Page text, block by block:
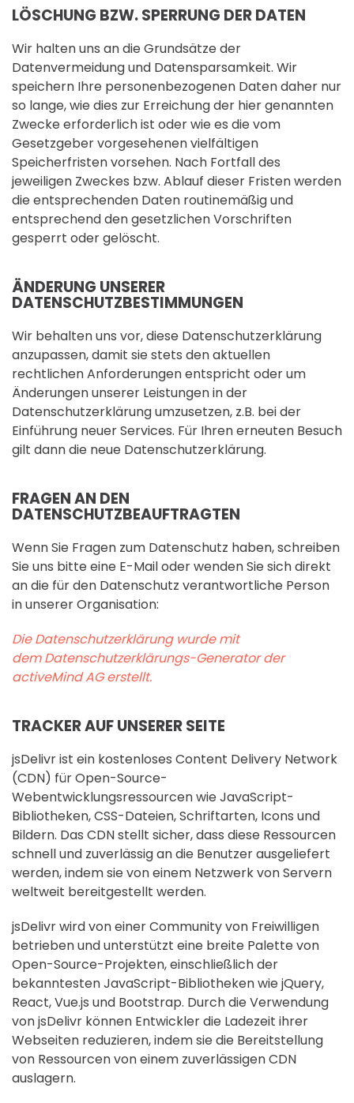
LÖSCHUNG BZW. SPERRUNG DER DATEN
Wir halten uns an die Grundsätze der
Datenvermeidung und Datensparsamkeit. Wir
speichern Ihre personenbezogenen Daten daher nur
so lange, wie dies zur Erreichung der hier genannten
Zwecke erforderlich ist oder wie es die vom
Gesetzgeber vorgesehenen vielfältigen
Speicherfristen vorsehen. Nach Fortfall des
jeweiligen Zweckes bzw. Ablauf dieser Fristen werden
die entsprechenden Daten routinemäßig und
entsprechend den gesetzlichen Vorschriften
gesperrt oder gelöscht.
ÄNDERUNG UNSERER
DATENSCHUTZBESTIMMUNGEN
Wir behalten uns vor, diese Datenschutzerklärung
anzupassen, damit sie stets den aktuellen
rechtlichen Anforderungen entspricht oder um
Änderungen unserer Leistungen in der
Datenschutzerklärung umzusetzen, z.B. bei der
Einführung neuer Services. Für Ihren erneuten Besuch
gilt dann die neue Datenschutzerklärung.
FRAGEN AN DEN
DATENSCHUTZBEAUFTRAGTEN
Wenn Sie Fragen zum Datenschutz haben, schreiben
Sie uns bitte eine E-Mail oder wenden Sie sich direkt
an die für den Datenschutz verantwortliche Person
in unserer Organisation:
Die Datenschutzerklärung wurde mit
dem Datenschutzerklärungs-Generator der
activeMind AG erstellt.
TRACKER AUF UNSERER SEITE
jsDelivr ist ein kostenloses Content Delivery Network
(CDN) für Open-Source-
Webentwicklungsressourcen wie JavaScript-
Bibliotheken, CSS-Dateien, Schriftarten, Icons und
Bildern. Das CDN stellt sicher, dass diese Ressourcen
schnell und zuverlässig an die Benutzer ausgeliefert
werden, indem sie von einem Netzwerk von Servern
weltweit bereitgestellt werden.
jsDelivr wird von einer Community von Freiwilligen
betrieben und unterstützt eine breite Palette von
Open-Source-Projekten, einschließlich der
bekanntesten JavaScript-Bibliotheken wie jQuery,
React, Vue.js und Bootstrap. Durch die Verwendung
von jsDelivr können Entwickler die Ladezeit ihrer
Webseiten reduzieren, indem sie die Bereitstellung
von Ressourcen von einem zuverlässigen CDN
auslagern.